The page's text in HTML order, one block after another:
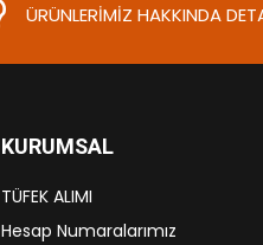
ÜRÜNLERIMIZ HAKKINDA
KURUMSAL
TÜFEK ALIMI
Hesap Numaralarımız